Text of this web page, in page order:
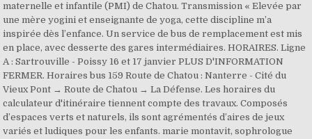
maternelle et infantile (PMI) de Chatou. Transmission « Elevée par
une mère yogini et enseignante de yoga, cette discipline m’a
inspirée dès l’enfance. Un service de bus de remplacement est mis
en place, avec desserte des gares intermédiaires. HORAIRES. Ligne
A : Sartrouville - Poissy 16 et 17 janvier PLUS D'INFORMATION
FERMER. Horaires bus 159 Route de Chatou : Nanterre - Cité du
Vieux Pont → Route de Chatou → La Défense. Les horaires du
calculateur d'itinéraire tiennent compte des travaux. Composés
d’espaces verts et naturels, ils sont agrémentés d’aires de jeux
variés et ludiques pour les enfants. marie montavit, sophrologue